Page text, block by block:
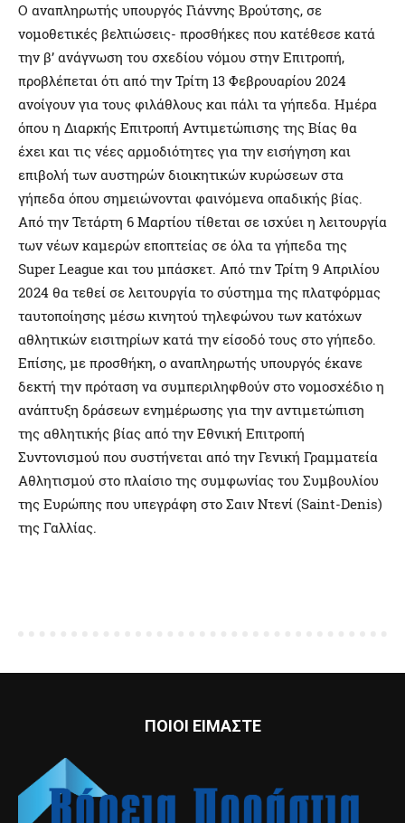
Ο αναπληρωτής υπουργός Γιάννης Βρούτσης, σε
νομοθετικές βελτιώσεις- προσθήκες που κατέθεσε κατά
την β’ ανάγνωση του σχεδίου νόμου στην Επιτροπή,
προβλέπεται ότι από την Τρίτη 13 Φεβρουαρίου 2024
ανοίγουν για τους φιλάθλους και πάλι τα γήπεδα. Ημέρα
όπου η Διαρκής Επιτροπή Αντιμετώπισης της Βίας θα
έχει και τις νέες αρμοδιότητες για την εισήγηση και
επιβολή των αυστηρών διοικητικών κυρώσεων στα
γήπεδα όπου σημειώνονται φαινόμενα οπαδικής βίας.
Από την Τετάρτη 6 Μαρτίου τίθεται σε ισχύει η λειτουργία
των νέων καμερών εποπτείας σε όλα τα γήπεδα της
Super League και του μπάσκετ. Από τnν Τρίτη 9 Απριλίου
2024 θα τεθεί σε λειτουργία το σύστημα της πλατφόρμας
ταυτοποίησης μέσω κινητού τηλεφώνου των κατόχων
αθλητικών εισιτηρίων κατά την είσοδό τους στο γήπεδο.
Επίσης, με προσθήκη, ο αναπληρωτής υπουργός έκανε
δεκτή την πρόταση να συμπεριληφθούν στο νομοσχέδιο η
ανάπτυξη δράσεων ενημέρωσης για την αντιμετώπιση
της αθλητικής βίας από την Εθνική Επιτροπή
Συντονισμού που συστήνεται από την Γενική Γραμματεία
Αθλητισμού στο πλαίσιο της συμφωνίας του Συμβουλίου
της Ευρώπης που υπεγράφη στο Σαιν Ντενί (Saint-Denis)
της Γαλλίας.
ΠΟΙΟΙ ΕΙΜΑΣΤΕ